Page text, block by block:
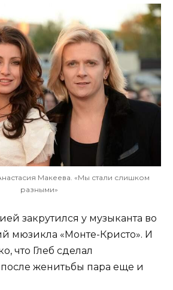
Макеева. «Мы стали слишком
разными»
закрутился у музыканта во
мюзикла «Монте-Кристо». И
что Глеб сделал
женитьбы пара еще и